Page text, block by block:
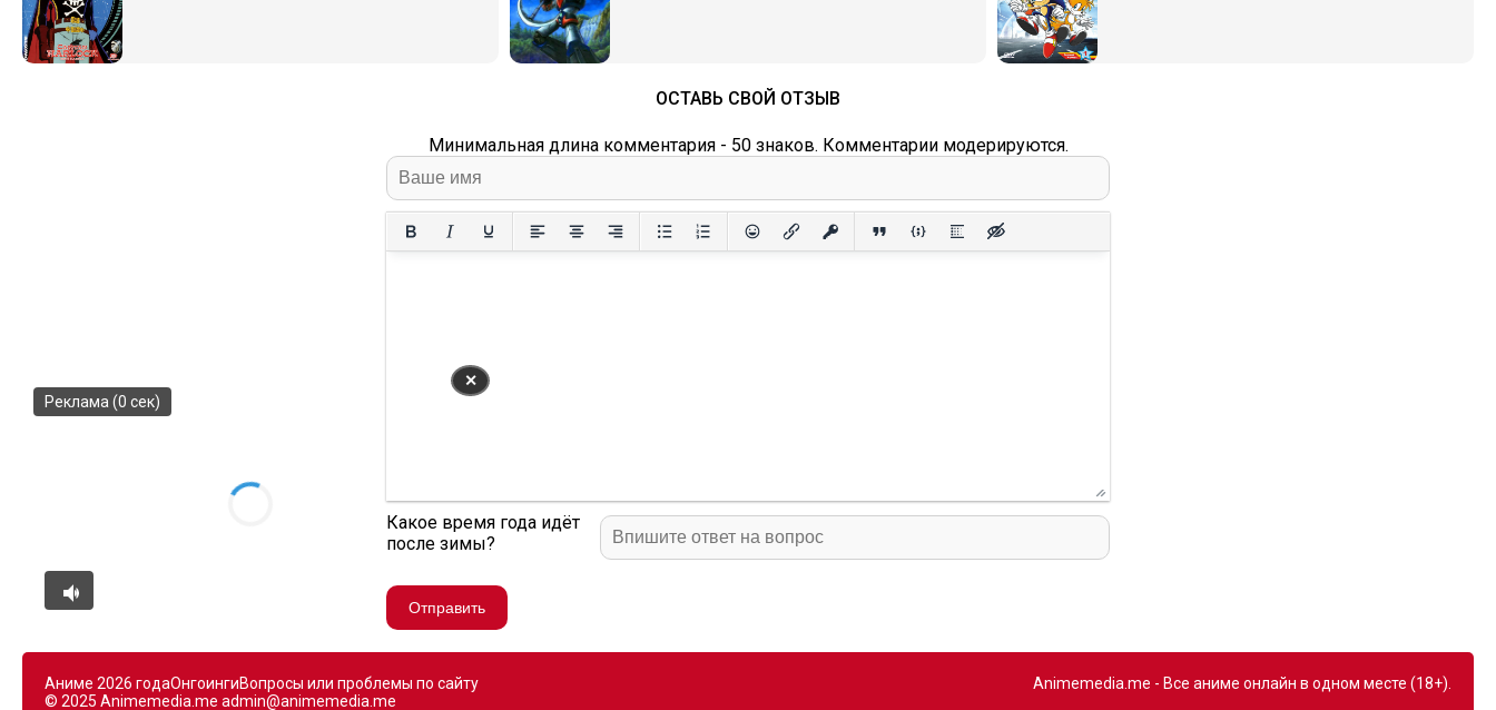
ОСТАВЬ СВОЙ ОТЗЫВ
Минимальная длина комментария - 50 знаков. Комментарии модерируются.
Какое время года идёт
после зимы?
Отправить
Аниме 2026 годаОнгоингиВопросы или проблемы по сайту
Animemedia.me - Все аниме онлайн в одном месте (18+).
© 2025 Animemedia.me admin@animemedia.me
✕
Реклама (0 сек)